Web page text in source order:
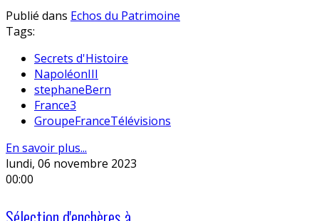
Publié dans Echos du Patrimoine
Tags:
Secrets d'Histoire
NapoléonIII
stephaneBern
France3
GroupeFranceTélévisions
En savoir plus...
lundi, 06 novembre 2023
00:00